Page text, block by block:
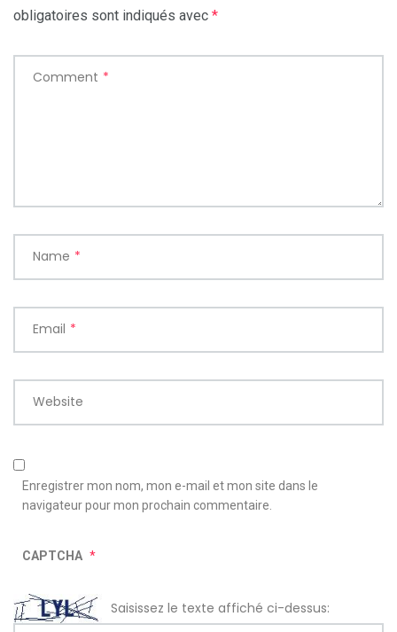
obligatoires sont indiqués avec *
Comment *
Name *
Email *
Website
Enregistrer mon nom, mon e-mail et mon site dans le
navigateur pour mon prochain commentaire.
CAPTCHA *
Saisissez le texte affiché ci-dessus: